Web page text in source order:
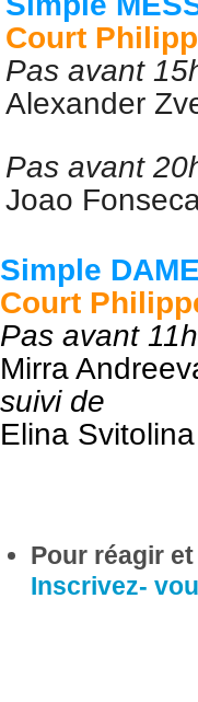
Court
Pas avant
Alexander
Pas avant
Joao
Simple
Court
Pas avant
Mirra
suivi de
Elina
Pour réagir
Inscrivez-